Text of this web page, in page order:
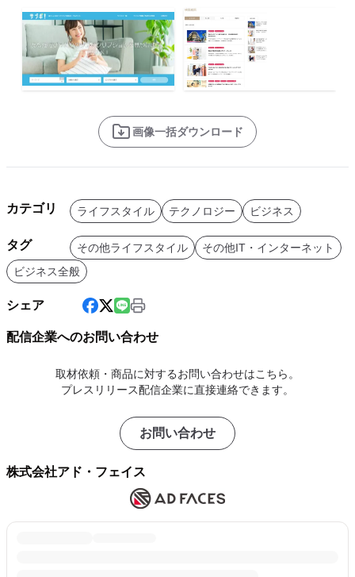
画像一括ダウンロード
カテゴリ ライフスタイル テクノロジー ビジネス
タグ その他ライフスタイル
その他IT・インターネット
ビジネス全般
シェア
配信企業へのお問い合わせ
取材依頼・商品に対するお問い合わせはこちら。
プレスリリース配信企業に直接連絡できます。
お問い合わせ
株式会社アド・フェイス